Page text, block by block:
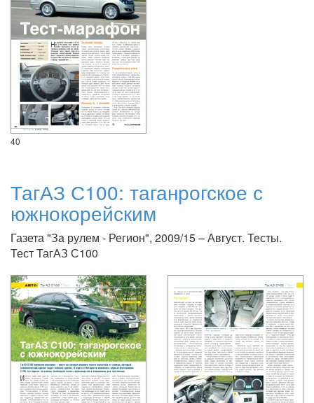
40
ТагАЗ С100: таганрогское с
южнокорейским
Газета "За рулем - Регион", 2009/15 – Август. Тесты.
Тест ТагАЗ С100